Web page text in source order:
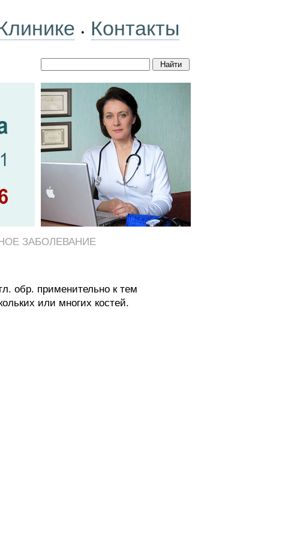
• Контакты
ЗАБОЛЕВАНИЕ
обр. применительно к тем
или многих костей.